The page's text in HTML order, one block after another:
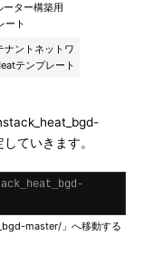
ーター構築用
ート
ナントネットワ
テンプレート
ていきます。
master/」へ移動する